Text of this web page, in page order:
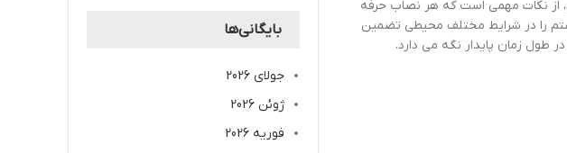
از نکات مهمی است که هر نصاب حرفه
را در شرایط مختلف محیطی تضمین
طول زمان پایدار نگه می دارد.
بایگانی‌ها
جولای 2026
ژوئن 2026
فوریه 2026